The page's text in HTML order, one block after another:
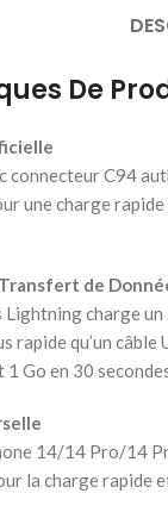
De
connecteur C94
une charge
de
Lightning charge
rapide qu’un
1 Go en 30
14/14 Pro/14
la charge rapide